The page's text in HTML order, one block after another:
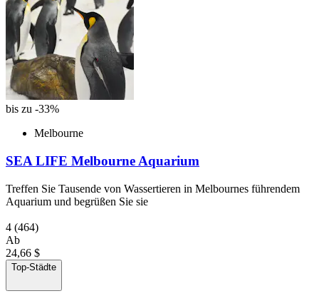
bis zu -33%
Melbourne
SEA LIFE Melbourne Aquarium
Treffen Sie Tausende von Wassertieren in Melbournes führendem
Aquarium und begrüßen Sie sie
4 (464)
Ab
24,66 $
Top-Städte